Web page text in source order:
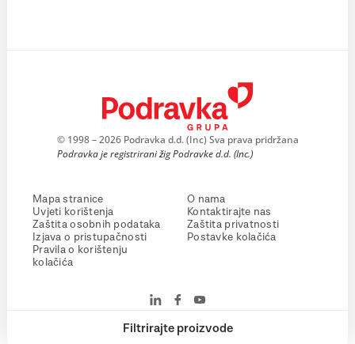
Filtrirajte proizvode
© 1998 – 2026 Podravka d.d. (Inc) Sva prava pridržana
Podravka je registrirani žig Podravke d.d. (Inc.)
Mapa stranice
Uvjeti korištenja
Zaštita osobnih podataka
Izjava o pristupačnosti
Pravila o korištenju
kolačića
O nama
Kontaktirajte nas
Zaštita privatnosti
Postavke kolačića